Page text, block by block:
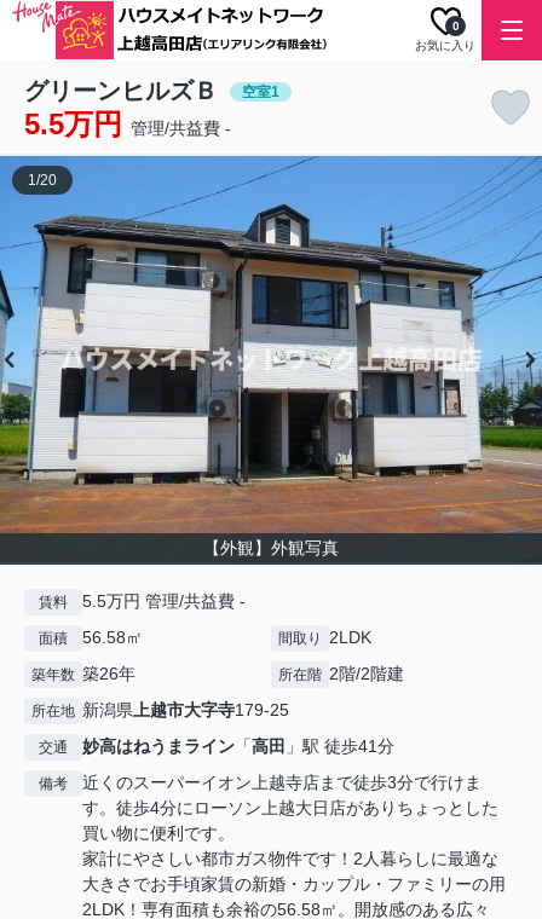
お気に入り
0
グリーンヒルズＢ 空室1
5.5万円 管理/共益費 -
【外観】外観写真
1/20
賃料 5.5万円 管理/共益費 -
面積 56.58㎡ 間取り 2LDK
築年数 築26年 所在階 2階/2階建
所在地 新潟県上越市大字寺179-25
交通 妙高はねうまライン 「高田 」駅 徒歩41分
備考
近くのスーパーイオン上越寺店まで徒歩3分で行けま
す。徒歩4分にローソン上越大日店がありちょっとした
買い物に便利です。
家計にやさしい都市ガス物件です！2人暮らしに最適な
大きさでお手頃家賃の新婚・カップル・ファミリーの用
2LDK！専有面積も余裕の56.58㎡。開放感のある広々